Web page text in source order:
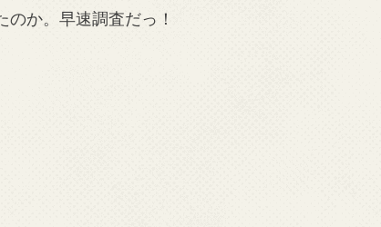
か。早速調査だっ！